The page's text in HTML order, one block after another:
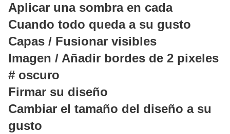
Aplicar una sombra en cada
Cuando todo queda a su gusto
Capas / Fusionar visibles
Imagen / Añadir bordes de 2 pixeles
# oscuro
Firmar su diseño
Cambiar el tamaño del diseño a su
gusto